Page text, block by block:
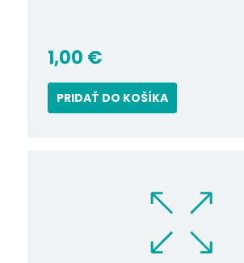
1,00 €
PRIDAŤ DO KOŠÍKA